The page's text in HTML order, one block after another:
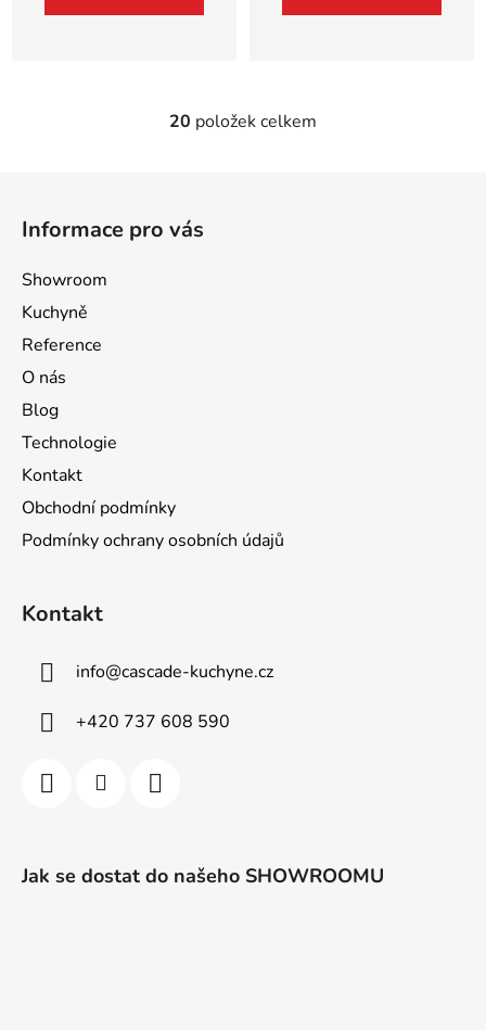
O
s
20 položek celkem
Informace pro vás
Showroom
Kuchyně
Reference
O nás
Blog
Technologie
Kontakt
Obchodní podmínky
Podmínky ochrany osobních údajů
Kontakt
info@cascade-kuchyne.cz
+420 737 608 590
Jak se dostat do našeho SHOWROOMU